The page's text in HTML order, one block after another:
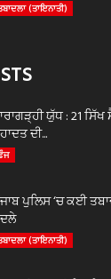
(ਤਾਇਨਾਤੀ)
ਯੁੱਧ : 21
ਦੀ...
ਪੁਲਿਸ ‘ਚ ਕਈ
(ਤਾਇਨਾਤੀ)